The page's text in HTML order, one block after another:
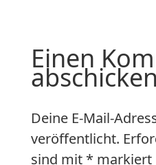
Einen
Deine E-Mail-
veröffentlicht.
sind mit * markiert